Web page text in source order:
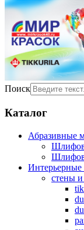
Поиск
Каталог
Абразивные
Интерьерные
стены